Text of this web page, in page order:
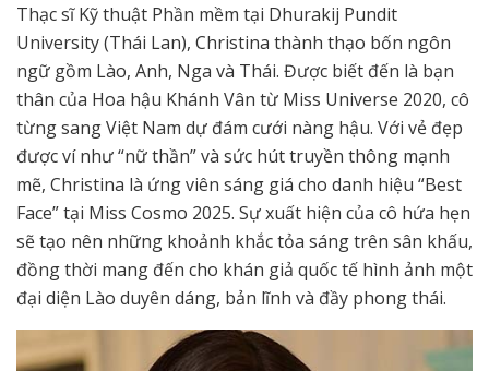
Thạc sĩ Kỹ thuật Phần mềm tại Dhurakij Pundit
University (Thái Lan), Christina thành thạo bốn ngôn
ngữ gồm Lào, Anh, Nga và Thái. Được biết đến là bạn
thân của Hoa hậu Khánh Vân từ Miss Universe 2020, cô
từng sang Việt Nam dự đám cưới nàng hậu. Với vẻ đẹp
được ví như “nữ thần” và sức hút truyền thông mạnh
mẽ, Christina là ứng viên sáng giá cho danh hiệu “Best
Face” tại Miss Cosmo 2025. Sự xuất hiện của cô hứa hẹn
sẽ tạo nên những khoảnh khắc tỏa sáng trên sân khấu,
đồng thời mang đến cho khán giả quốc tế hình ảnh một
đại diện Lào duyên dáng, bản lĩnh và đầy phong thái.